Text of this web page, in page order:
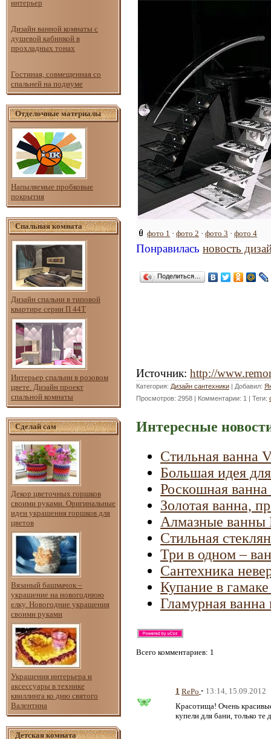
интерьер
Дизайн ванной комнаты с
душевой кабинкой в
прохладных тонах
Гостиная, совмещенная со
спальней на подиуме
Отделочные материалы
Напыляемые пробковые
покрытия
Спальная комната
Дизайн спальни в типовой
квартире серии П 44Т
Интерьер спальни в розовом
цвете. Дизайн проект
спальной комнаты
Сделай сам
Декор цветочных горшков
своими руками. Оригинальные
идеи украшения горшков для
цветов
Вязаный башмачок –
украшение на новогоднюю
елку. Новогодние украшения
своими руками
Украшения интерьера и
аксессуары в технике
квиллинга ко дню святого
Валентина
Детская комната
фото 1 · фото 2 · фото 3 · фото 4
Понравилась новость
Поделиться…
Источник: http://
Категория: Дизайн сантехники | Добавил:
Просмотров: 2958 | Комментарии: 1 | Теги:
Интересные
Стильная ванна
Большая идея
Роскошная
Золотая ванна,
Алмазные ванны
Стильная
Три в одном –
Сантехника
Купание в
Гламурная ванна
Всего комментариев: 1
1 RePo • 13:14, 15.09.2012
Красотища! Очень
купели для бани, только те